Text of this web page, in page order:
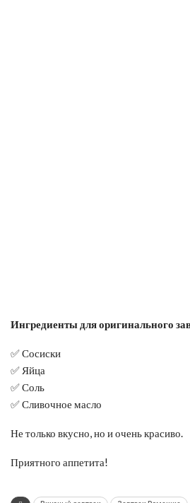
Ингредиенты для оригинального
✅ Сосиски
✅ Яйца
✅ Соль
✅ Сливочное масло
Не только вкусно, но и очень красиво.
Приятного аппетита!